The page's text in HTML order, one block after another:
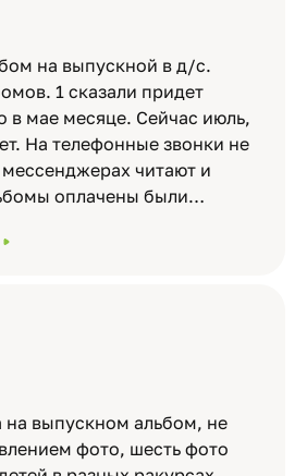
на выпускной в д/с.
1 сказали придет
в мае месяце. Сейчас июль,
На телефонные звонки не
читают и
оплачены были…
на выпускном альбом, не
фото, шесть фото